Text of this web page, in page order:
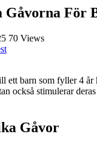
Gåvorna För
70 Views
ett barn som fyller 4
också stimulerar
Gåvor